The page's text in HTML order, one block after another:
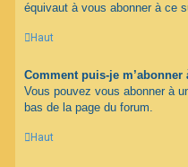
équivaut à vous abonner à ce
Haut
Comment puis-je
Vous pouvez vous abonner à
bas de la page du forum.
Haut